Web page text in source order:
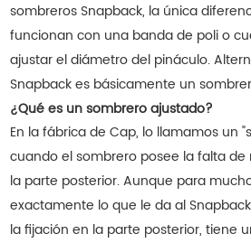
sombreros Snapback, la única
funcionan con una banda de poli o
ajustar el diámetro del pináculo.
Snapback es básicamente un
¿Qué es un sombrero ajustado?
En la fábrica de Cap, lo llamamos un
cuando el sombrero posee la falta
la parte posterior. Aunque para
exactamente lo que le da al
la fijación en la parte posterior, tiene